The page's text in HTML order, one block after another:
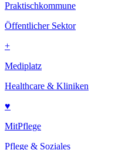
Praktischkommune
Öffentlicher Sektor
+
Mediplatz
Healthcare & Kliniken
♥
MitPflege
Pflege & Soziales